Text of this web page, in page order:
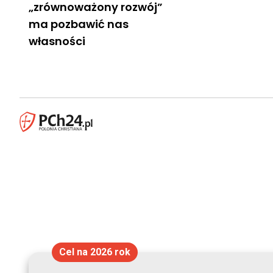
„zrównoważony rozwój”
ma pozbawić nas
własności
Cel na 2026 rok